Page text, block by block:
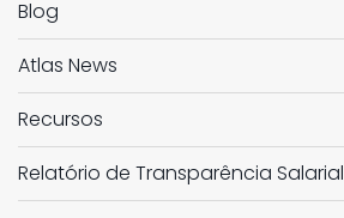
Blog
Atlas News
Recursos
Relatório de Transparência Salarial